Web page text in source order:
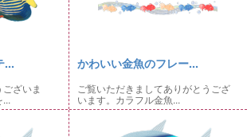
...
ざいま
かわいい金魚のフレー...
ご覧いただきましてありがとうござ
います。カラフル金魚...